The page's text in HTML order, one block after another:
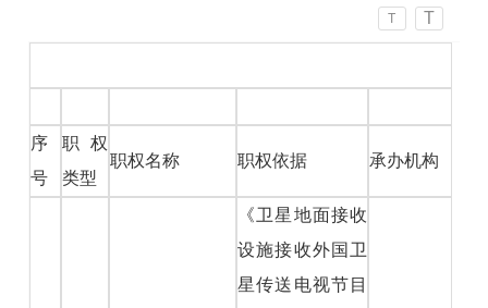
T T
序
号
职权
类型
职权名称 职权依据 承办机构
《卫星地面接收
设施接收外国卫
星传送电视节目